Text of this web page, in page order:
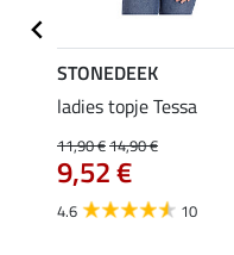
STONEDEEK
ladies topje Tessa
11,90 €14,90 €
9,52 €
4.6 10